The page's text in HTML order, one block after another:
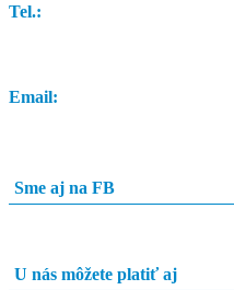
Tel.:
Email:
Sme aj na FB
U nás môžete platiť aj